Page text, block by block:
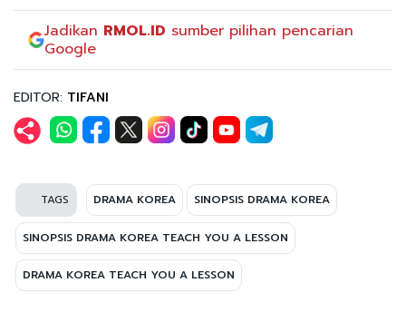
Jadikan RMOL.ID sumber pilihan pencarian
Google
EDITOR: TIFANI
TAGS DRAMA KOREA SINOPSIS DRAMA KOREA
SINOPSIS DRAMA KOREA TEACH YOU A LESSON
DRAMA KOREA TEACH YOU A LESSON